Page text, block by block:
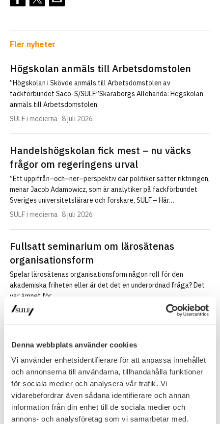
Denna webbplats använder cookies
Vi använder enhetsidentifierare för att anpassa innehållet
och annonserna till användarna, tillhandahålla funktioner
för sociala medier och analysera vår trafik. Vi
vidarebefordrar även sådana identifierare och annan
information från din enhet till de sociala medier och
annons- och analysföretag som vi samarbetar med.
Fler nyheter
Högskolan anmäls till Arbetsdomstolen
”Högskolan i Skövde anmäls till Arbetsdomstolen av
fackförbundet Saco-S/SULF.”Skaraborgs Allehanda: Högskolan
anmäls till Arbetsdomstolen
SULF i medierna 8 juli 2026
Handelshögskolan fick mest – nu väcks
frågor om regeringens urval
”Ett uppifrån–och–ner–perspektiv där politiker sätter riktningen,
menar Jacob Adamowicz, som är analytiker på fackförbundet
Sveriges universitetslärare och forskare, SULF.– Här…
SULF i medierna 8 juli 2026
Fullsatt seminarium om lärosätenas
organisationsform
Spelar lärosätenas organisationsform någon roll för den
akademiska friheten eller är det det en underordnad fråga? Det
var ämnet för…
Nyhet 30 juni 2026